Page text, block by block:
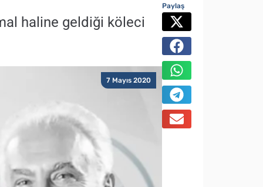
haline geldiği köleci
7 Mayıs 2020
Paylaş